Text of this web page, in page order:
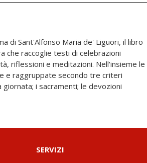
di Sant'Alfonso Maria de' Liguori, il libro
che raccoglie testi di celebrazioni
riflessioni e meditazioni. Nell'insieme le
e raggruppate secondo tre criteri
giornata; i sacramenti; le devozioni
intende essere uno strumento di
i rapporti personali con Dio, a
anche dopo e oltre la partecipazione alla
edizione è a caratteri grandi per
SERVIZI